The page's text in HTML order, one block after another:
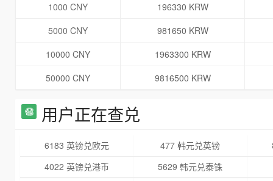
1000 CNY
196330 KRW
5000 CNY
981650 KRW
10000 CNY
1963300 KRW
50000 CNY
9816500 KRW
用户正在查兑
6183 英镑兑欧元 477 韩元兑英镑
4022 英镑兑港币
5629 韩元兑泰铢